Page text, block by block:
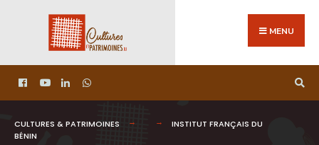
MENU
CULTURES & PATRIMOINES
INSTITUT FRANÇAIS DU
BÉNIN